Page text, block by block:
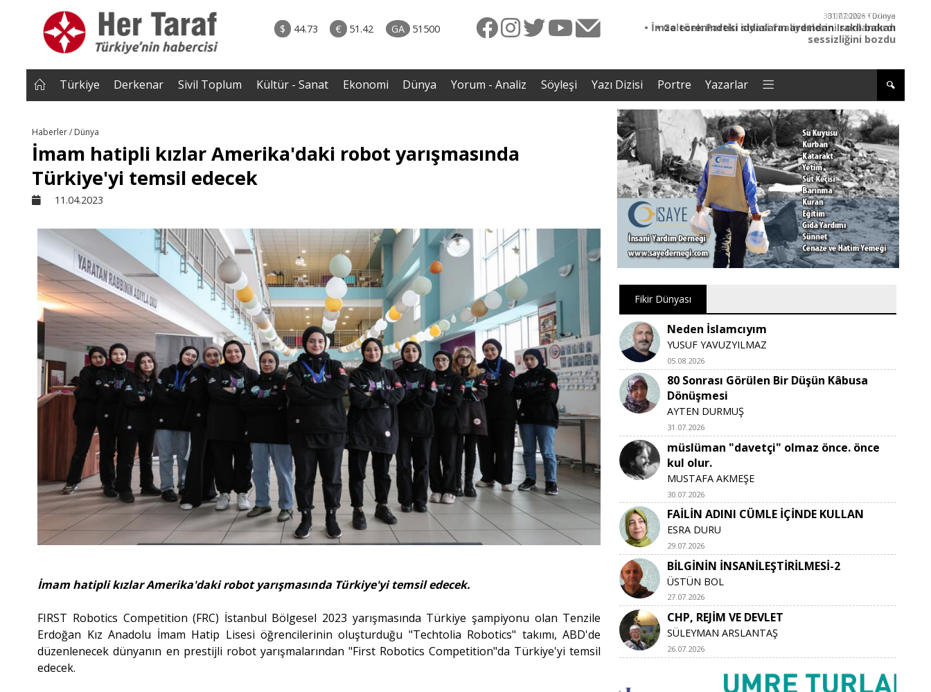
$ 44.73 € 51.42 GA 51500
• ERZENGİZ: Kaybettiğimiz İç Dünyanın Romanı / Davut
Gazi Benli
• İmza törenindeki iddiaların ardından Iraklı bakan
sessizliğini bozdu
30.07.2026 • Türkiye
• Gelecek Partisi siyasi faaliyetlerini sonlandırdı
Türkiye Derkenar Sivil Toplum Kültür - Sanat Ekonomi Dünya Yorum - Analiz Söyleşi Yazı Dizisi Portre Yazarlar
Haberler / Dünya
İmam hatipli kızlar Amerika'daki robot yarışmasında
Türkiye'yi temsil edecek
11.04.2023
İmam hatipli kızlar Amerika'daki robot yarışmasında Türkiye'yi temsil edecek.
FIRST Robotics Competition (FRC) İstanbul Bölgesel 2023 yarışmasında Türkiye şampiyonu olan Tenzile
Erdoğan Kız Anadolu İmam Hatip Lisesi öğrencilerinin oluşturduğu "Techtolia Robotics" takımı, ABD'de
düzenlenecek dünyanın en prestijli robot yarışmalarından "First Robotics Competition"da Türkiye'yi temsil
edecek.
Fikir Dünyası
Neden İslamcıyım
YUSUF YAVUZYILMAZ
05.08.2026
80 Sonrası Görülen Bir Düşün Kâbusa
Dönüşmesi
AYTEN DURMUŞ
31.07.2026
müslüman "davetçi" olmaz önce. önce
kul olur.
MUSTAFA AKMEŞE
30.07.2026
FAİLİN ADINI CÜMLE İÇİNDE KULLAN
ESRA DURU
29.07.2026
BİLGİNİN İNSANİLEŞTİRİLMESİ-2
ÜSTÜN BOL
27.07.2026
CHP, REJİM VE DEVLET
SÜLEYMAN ARSLANTAŞ
26.07.2026